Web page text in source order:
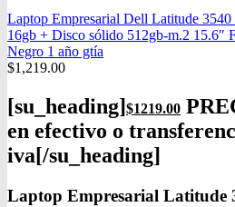
Laptop Empresarial Dell Latitude
16gb + Disco sólido 512gb-m.2 15.6″
Negro 1 año gtía
$1,219.00
[su_heading] $1219.00
en efectivo o
iva[/su_heading]
Laptop Empresarial Latitude